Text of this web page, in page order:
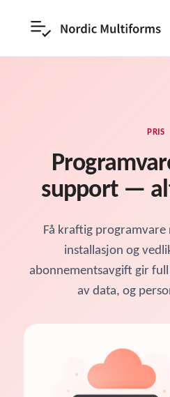
PRIS
support —
Få kraftig
installasjon og
abonnementsavgift gir
av data, og